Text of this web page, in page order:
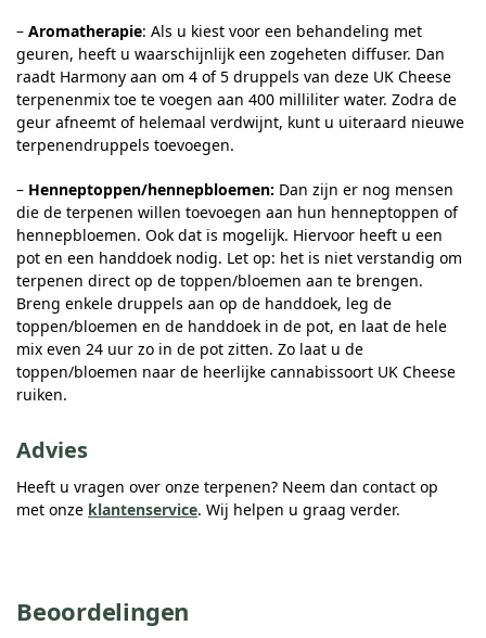
– Aromatherapie: Als u kiest voor een behandeling met
geuren, heeft u waarschijnlijk een zogeheten diffuser. Dan
raadt Harmony aan om 4 of 5 druppels van deze UK Cheese
terpenenmix toe te voegen aan 400 milliliter water. Zodra de
geur afneemt of helemaal verdwijnt, kunt u uiteraard nieuwe
terpenendruppels toevoegen.
– Henneptoppen/hennepbloemen: Dan zijn er nog mensen
die de terpenen willen toevoegen aan hun henneptoppen of
hennepbloemen. Ook dat is mogelijk. Hiervoor heeft u een
pot en een handdoek nodig. Let op: het is niet verstandig om
terpenen direct op de toppen/bloemen aan te brengen.
Breng enkele druppels aan op de handdoek, leg de
toppen/bloemen en de handdoek in de pot, en laat de hele
mix even 24 uur zo in de pot zitten. Zo laat u de
toppen/bloemen naar de heerlijke cannabissoort UK Cheese
ruiken.
Advies
Heeft u vragen over onze terpenen? Neem dan contact op
met onze klantenservice. Wij helpen u graag verder.
Beoordelingen